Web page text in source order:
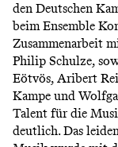
den Deutschen
beim Ensemble
Zusammenarbeit
Philip Schulze,
Eötvös, Aribert
Kampe und
Talent für die
deutlich. Das